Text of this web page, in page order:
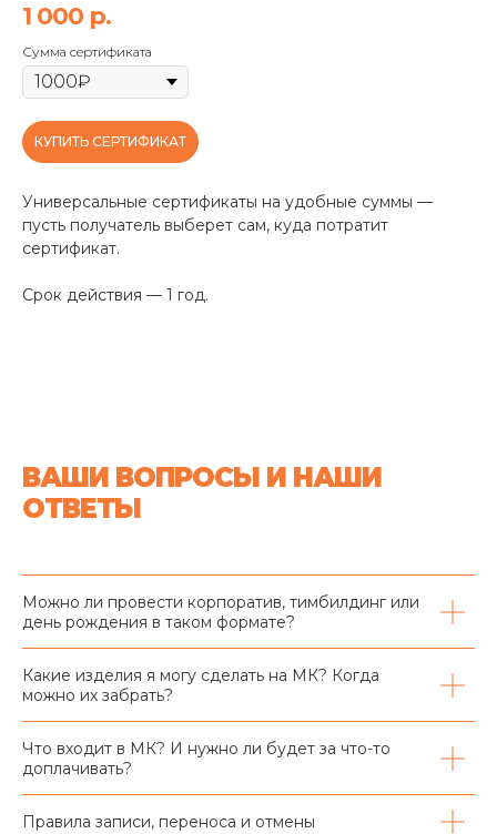
1 000 р.
Сумма сертификата
КУПИТЬ СЕРТИФИКАТ
Универсальные сертификаты на удобные суммы —
пусть получатель выберет сам, куда потратит
сертификат.
Срок действия — 1 год.
ВАШИ ВОПРОСЫ И НАШИ
ОТВЕТЫ
Можно ли провести корпоратив, тимбилдинг или
день рождения в таком формате?
Какие изделия я могу сделать на МК? Когда
можно их забрать?
Что входит в МК? И нужно ли будет за что-то
доплачивать?
Правила записи, переноса и отмены